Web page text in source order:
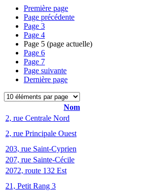
Première page
Page précédente
Page 3
Page 4
Page 5 (page actuelle)
Page 6
Page 7
Page suivante
Dernière page
Nom
2, rue Centrale Nord
2, rue Principale Ouest
203, rue Saint-Cyprien
207, rue Sainte-Cécile
2072, route 132 Est
21, Petit Rang 3